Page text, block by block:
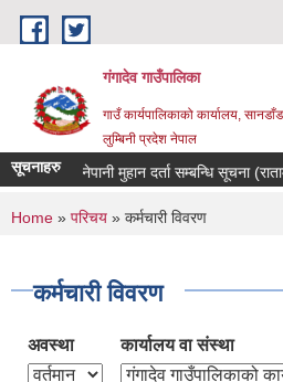
Skip to main content
गंगादेव गाउँपालिका
गाउँ कार्यपालिकाको कार्यालय,
लुम्बिनी प्रदेश नेपाल
सूचनाहरु
खानेपानी मुहान दर्ता सम्बन्धि सूचना (रातामाटा
You are here
Home » परिचय » कर्मचारी विवरण
कर्मचारी विवरण
अवस्था कार्यालय वा संस्था